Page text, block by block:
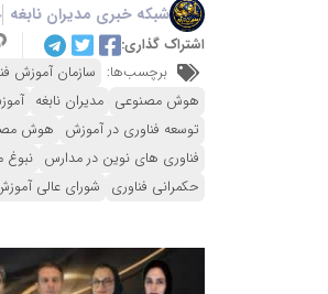
شبکه خبری مدیران نابغه
اشتراک گذاری:
برچسب‌ها: سازمان آموزش
هوش مصنوعی مدیران نابغه
توسعه فناوری در آموزش هوش
فناوری های نوین در مدارس نبوغ
حکمرانی فناوری
شورای عالی